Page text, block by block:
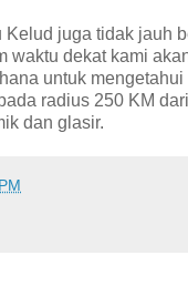
Kelud juga tidak jauh
waktu dekat kami
untuk
radius 250 KM
dan glasir.